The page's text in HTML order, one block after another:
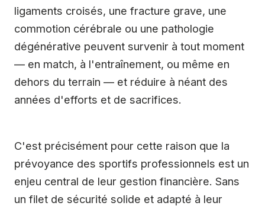
ligaments croisés, une fracture grave, une
commotion cérébrale ou une pathologie
dégénérative peuvent survenir à tout moment
— en match, à l'entraînement, ou même en
dehors du terrain — et réduire à néant des
années d'efforts et de sacrifices.
C'est précisément pour cette raison que la
prévoyance des sportifs professionnels est un
enjeu central de leur gestion financière. Sans
un filet de sécurité solide et adapté à leur